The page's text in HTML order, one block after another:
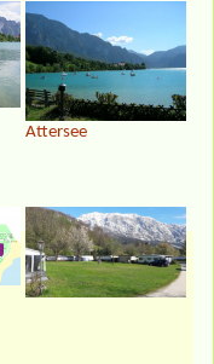
Attersee